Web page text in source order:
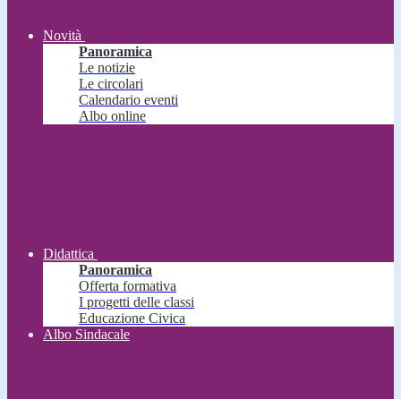
Novità
Panoramica
Le notizie
Le circolari
Calendario eventi
Albo online
Didattica
Panoramica
Offerta formativa
I progetti delle classi
Educazione Civica
Albo Sindacale